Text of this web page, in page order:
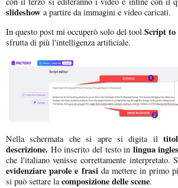
slideshow a partire da immagini e video caricati.
In questo post mi occuperò solo del tool Script to
sfrutta di più l'intelligenza artificiale.
Nella schermata che si apre si digita il
descrizione. Ho inserito del testo in lingua
che l'italiano venisse correttamente interpretato.
evidenziare parole e frasida mettere in primo
si può settare lacomposizione delle scene.